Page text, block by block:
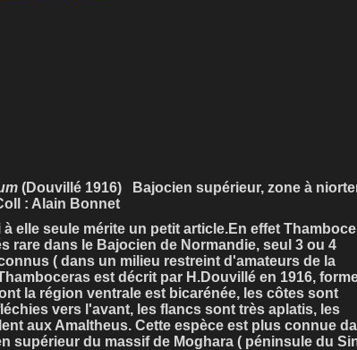
(Douvillé 1916) Bajocien supérieur, zone à
: Alain Bonnet
elle seule mérite un petit article.En effet
rare dans le Bajocien de Normandie, seul 3 ou 4
( dans un milieu restreint d'amateurs de la
est décrit par H.Douvillé en 1916,
la région ventrale est bicarénée, les côtes sont
vers l'avant, les flancs sont très aplatis, les
aux Amaltheus. Cette espèce est plus connue
supérieur du massif de Moghara ( péninsule du